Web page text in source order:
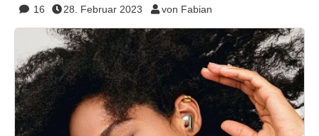
16 28. Februar 2023 von Fabian